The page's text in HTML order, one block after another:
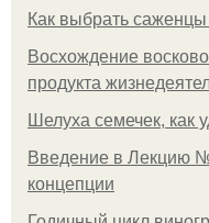
Как выбрать саженцы
Восхождение
продукта
Шелуха семечек, как
Введение в Лекцию
концепции